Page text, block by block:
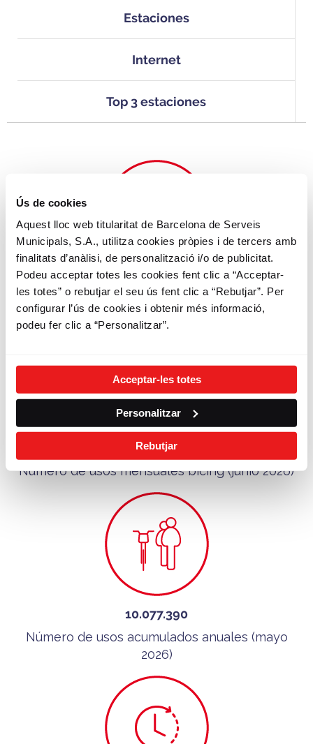
Ús de cookies
Aquest lloc web titularitat de Barcelona de Serveis
Municipals, S.A., utilitza cookies pròpies i de tercers amb
finalitats d’anàlisi, de personalització i/o de publicitat.
Podeu acceptar totes les cookies fent clic a “Acceptar-
les totes” o rebutjar el seu ús fent clic a “Rebutjar”. Per
configurar l’ús de cookies i obtenir més informació,
podeu fer clic a “Personalitzar”.
Acceptar-les totes
Personalitzar
Rebutjar
Estaciones
Internet
Top 3 estaciones
170.052
Número de abonados bicing
1.885.714
Número de usos mensuales bicing (junio 2026)
10.077.390
Número de usos acumulados anuales (mayo
2026)